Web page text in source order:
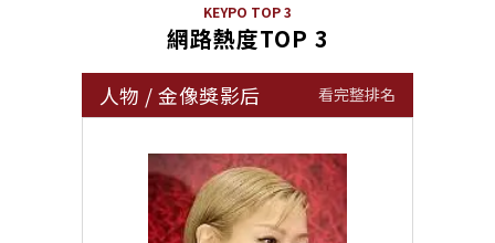
KEYPO TOP 3
網路熱度TOP 3
人物 /金像獎影后 看完整排名